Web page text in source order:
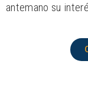
antemano su